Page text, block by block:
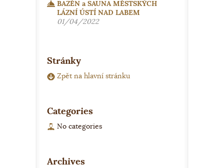
BAZÉN a SAUNA MĚSTSKÝCH
LÁZNÍ ÚSTÍ NAD LABEM
01/04/2022
Stránky
Zpět na hlavní stránku
Categories
No categories
Archives